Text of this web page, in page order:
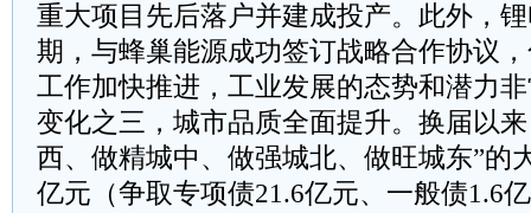
重大项目先后落户并建成投产。此外，
期，与蜂巢能源成功签订战略合作协议
工作加快推进，工业发展的态势和潜力
变化之三，城市品质全面提升。换届以
西、做精城中、做强城北、做旺城东”的
亿元（争取专项债21.6亿元、一般债1.6